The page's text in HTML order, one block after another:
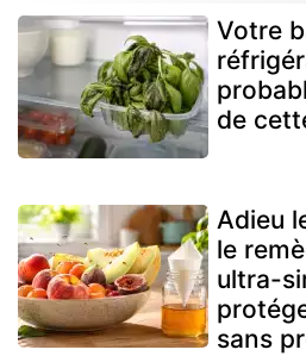
Votre
de
Adieu
le
ultra-
sans